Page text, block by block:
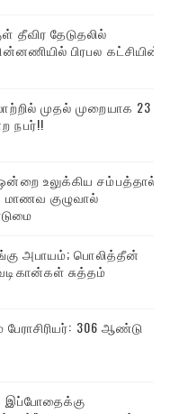
தீவிர தேடுதலில்
பிரபல கட்சியின்
முதல் முறையாக 23
நபர்!!
உலுக்கிய சம்பத்தால்
மாணவ குழுவால்
அபாயம்; பொலித்தீன்
சுத்தம்
306 ஆண்டு
இப்போதைக்கு